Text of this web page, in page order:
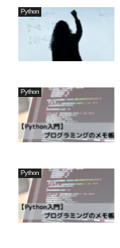
Python
Python
Python